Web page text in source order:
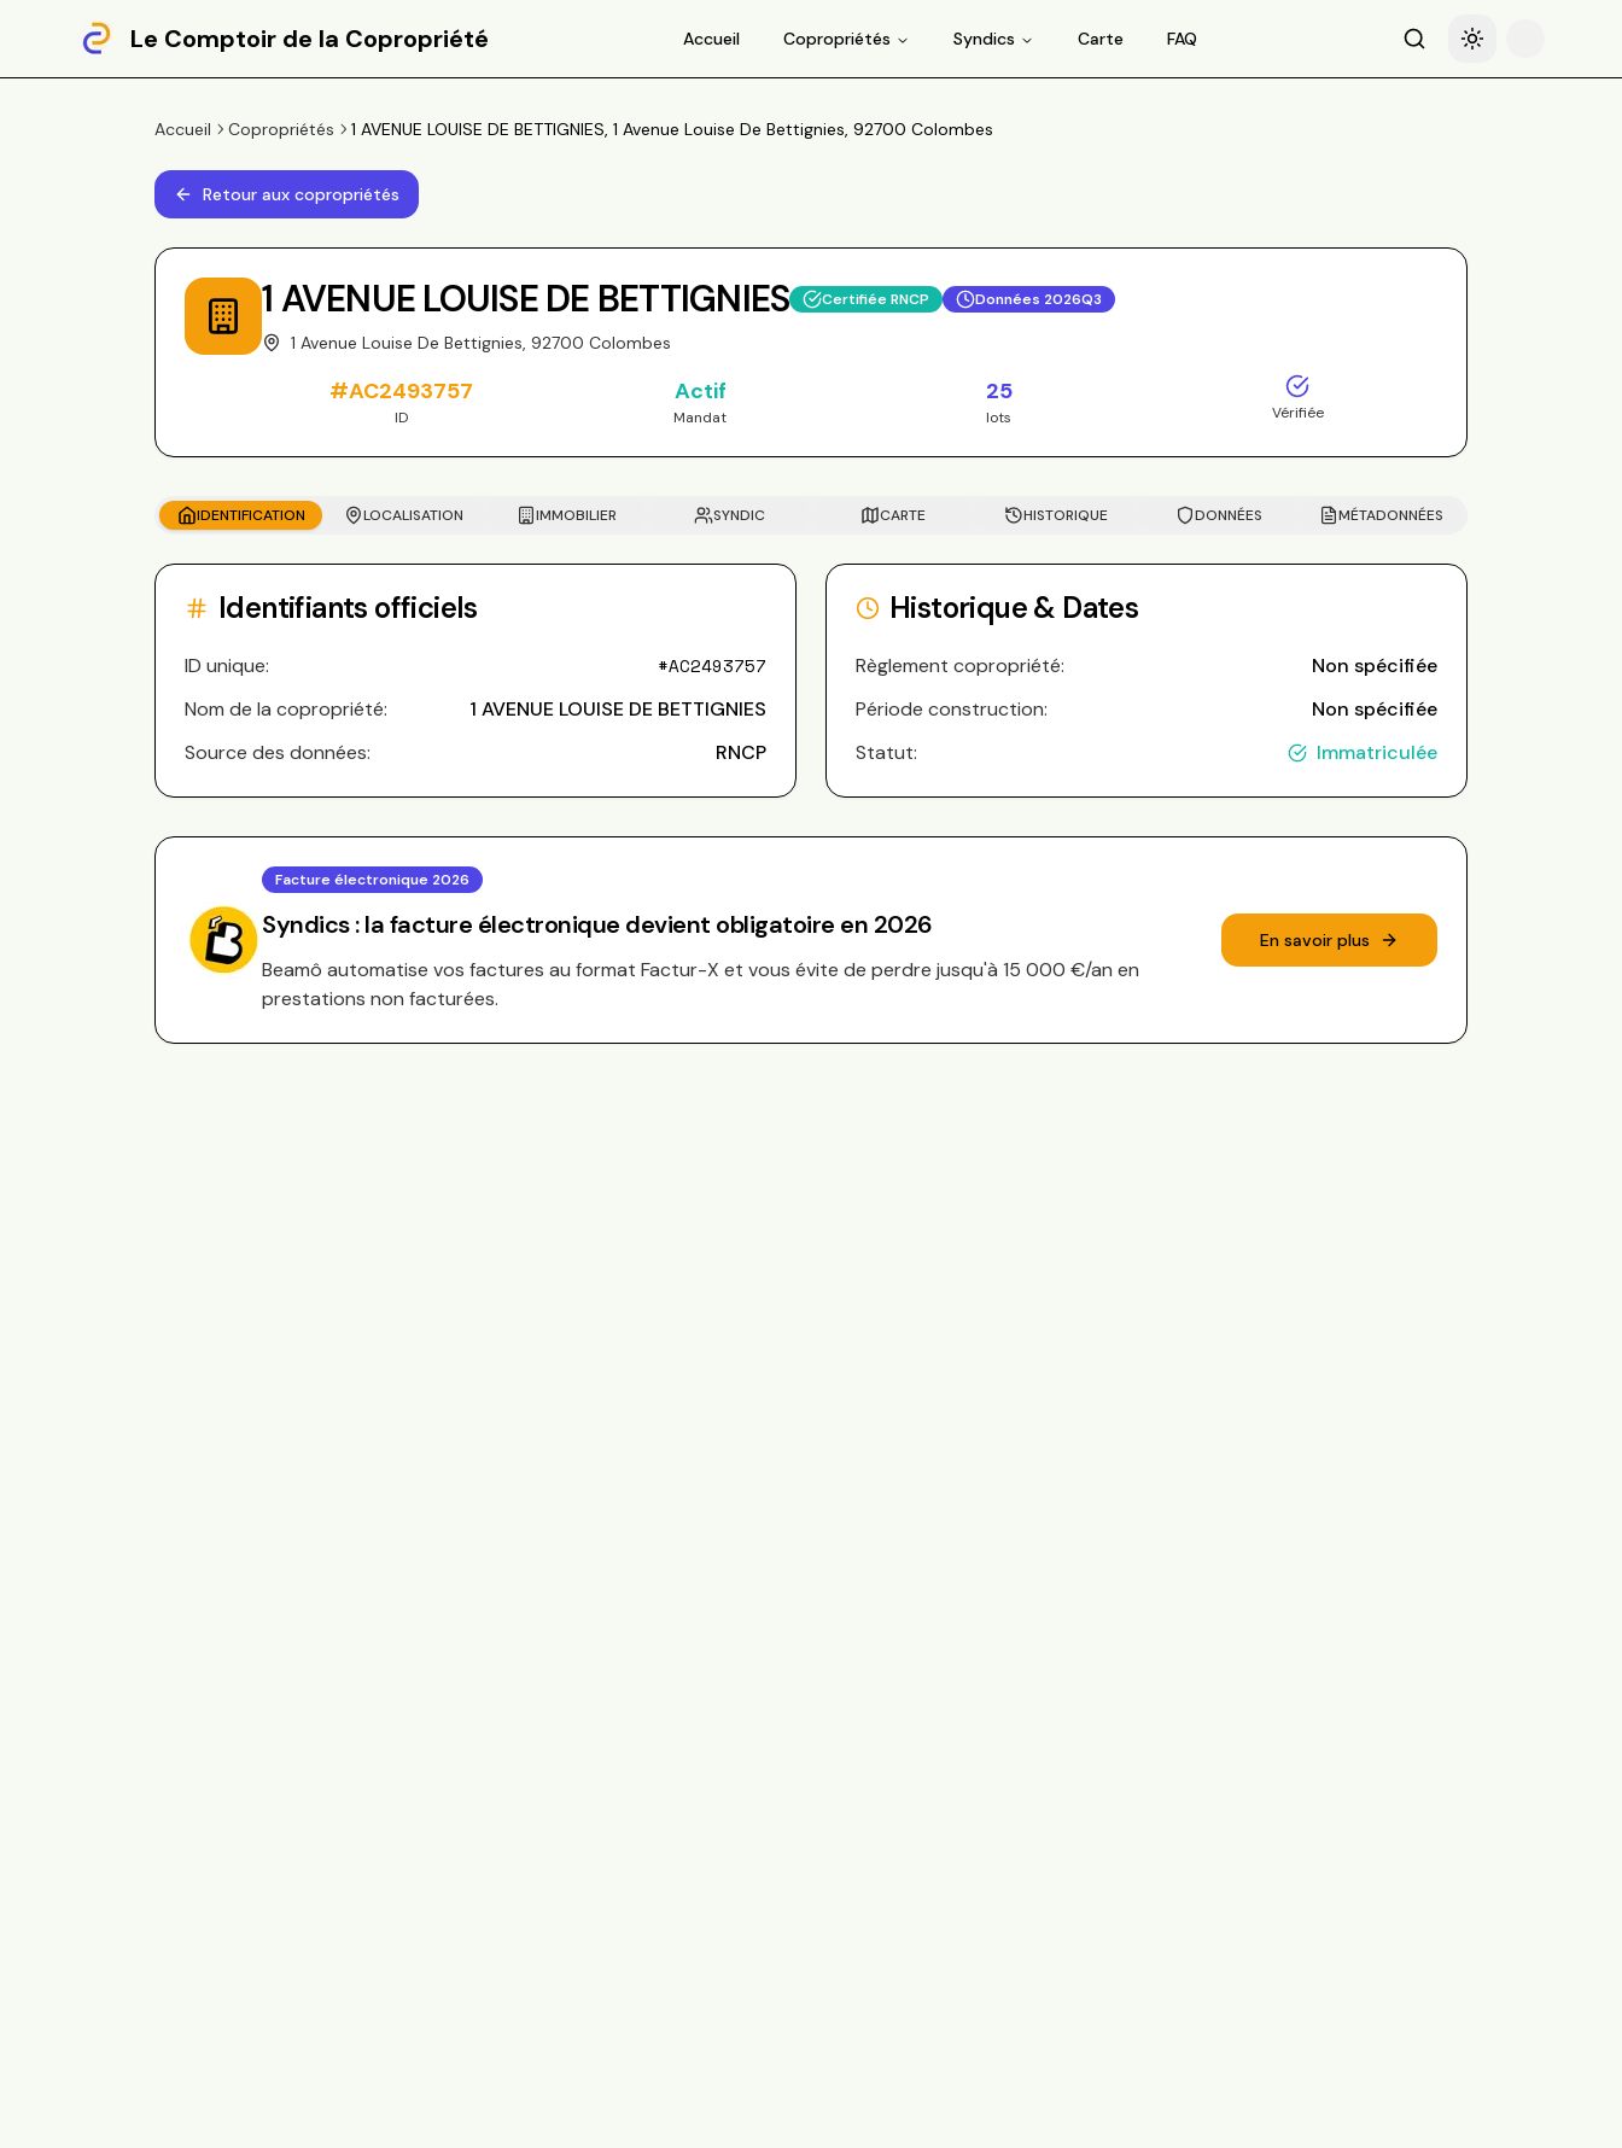
Le Comptoir de la Copropriété Accueil Copropriétés Syndics Carte FAQ RechercheBasculer le thème
Accueil Copropriétés 1 AVENUE LOUISE DE BETTIGNIES, 1 Avenue Louise De Bettignies, 92700 Colombes
Retour aux copropriétés
1 AVENUE LOUISE DE BETTIGNIES Certifiée RNCP Données 2026Q3
1 Avenue Louise De Bettignies, 92700 Colombes
#AC2493757
ID
Actif
Mandat
25
lots Vérifiée
IDENTIFICATION LOCALISATION IMMOBILIER SYNDIC CARTE HISTORIQUE DONNÉES MÉTADONNÉES
Identifiants officiels
ID unique: #AC2493757
Nom de la copropriété:
1 AVENUE LOUISE DE BETTIGNIES
Source des données:
RNCP
Historique & Dates
Règlement copropriété:
Non spécifiée
Période construction:
Non spécifiée
Statut:
Immatriculée
Facture électronique 2026
Syndics : la facture électronique devient obligatoire en 2026
Beamô automatise vos factures au format Factur-X et vous évite de perdre jusqu'à 15 000 €/an en
prestations non facturées.
En savoir plus